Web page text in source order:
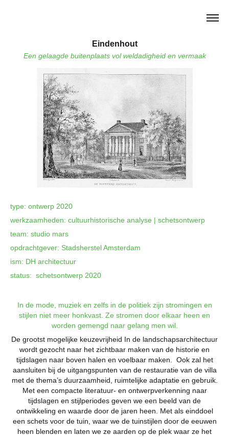
Eindenhout
Een gelaagde buitenplaats vol weldadigheid en vermaak
type: ontwerp 2020
werkzaamheden: cultuurhistorische analyse | schetsontwerp
team: studio mars
opdrachtgever: Stadsherstel Amsterdam
ism: DH architectuur
status: schetsontwerp 2020
In de mode, muziek en zelfs in de politiek zijn stromingen en
stijlen niet meer honkvast. Ze stromen door elkaar heen en
worden gemengd naar gelang men wil.
De grootst mogelijke keuzevrijheid In de landschapsarchitectuur
wordt gezocht naar het zichtbaar maken van de historie en
tijdslagen naar boven halen en voelbaar maken. Ook zal het
aansluiten bij de uitgangspunten van de restauratie van de villa
met de thema’s duurzaamheid, ruimtelijke adaptatie en gebruik.
Met een compacte literatuur- en ontwerpverkenning naar
tijdslagen en stijlperiodes geven we een beeld van de
ontwikkeling en waarde door de jaren heen. Met als einddoel
een schets voor de tuin, waar we de tuinstijlen door de eeuwen
heen blenden en laten we ze aarden op de plek waar ze het